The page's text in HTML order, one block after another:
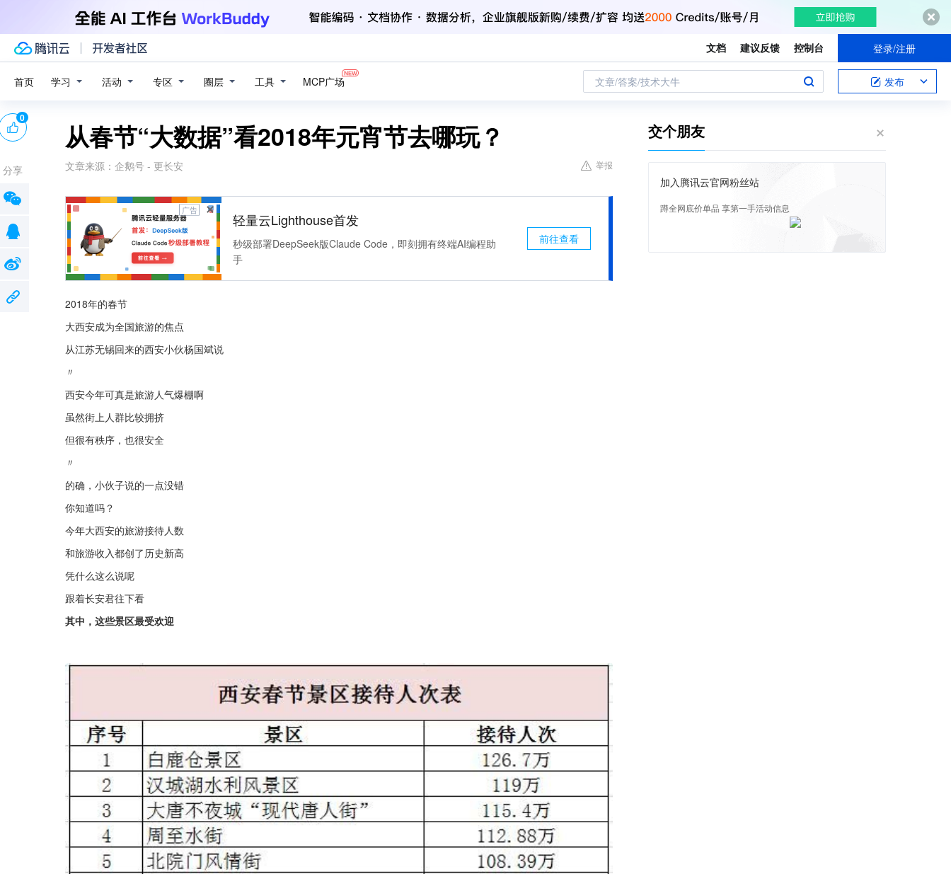
文档 建议反馈 控制台 登录/注册
首页 学习 活动 专区 圈层 工具 MCP广场 文章/答案/技术大牛 发布
从春节“大数据”看2018年元宵节去哪玩？
文章来源： 企鹅号 - 更长安 举报
广告
轻量云Lighthouse首发
秒级部署DeepSeek版Claude Code，即刻拥有终端AI编程助
手
前往查看
2018年的春节
大西安成为全国旅游的焦点
从江苏无锡回来的西安小伙杨国斌说
〃
西安今年可真是旅游人气爆棚啊
虽然街上人群比较拥挤
但很有秩序，也很安全
〃
的确，小伙子说的一点没错
你知道吗？
今年大西安的旅游接待人数
和旅游收入都创了历史新高
凭什么这么说呢
跟着长安君往下看
其中，这些景区最受欢迎
0
分享
交个朋友
加入腾讯云官网粉丝站
蹲全网底价单品 享第一手活动信息